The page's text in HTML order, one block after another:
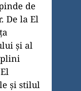
de
De la El
şi al
şi stilul